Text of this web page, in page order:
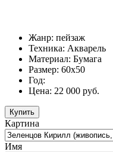
Жанр: пейзаж
Техника: Акварель
Материал: Бумага
Размер: 60х50
Год:
Цена: 22 000 руб.
Картина
Имя